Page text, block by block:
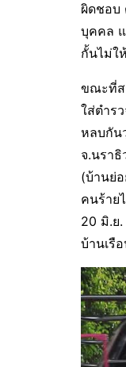
ผิดชอบ
บุคคล
กั้นไม่ใ
ขณะที่ส
ใส่ตำร
หลบกัน
จ.นรา
(บ้านย่
คนร้าย
20 มิ.ย
บ้านเรื